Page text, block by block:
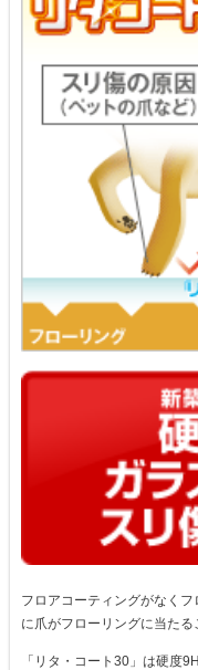
フロアコーティングがなく
に爪がフローリングに当たる
「リタ・コート30」は硬度9H